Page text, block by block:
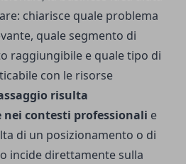
chiarisce quale problema
quale segmento di
raggiungibile e quale tipo di
con le risorse
risulta
contesti professionali e
di un posizionamento o di
incide direttamente sulla